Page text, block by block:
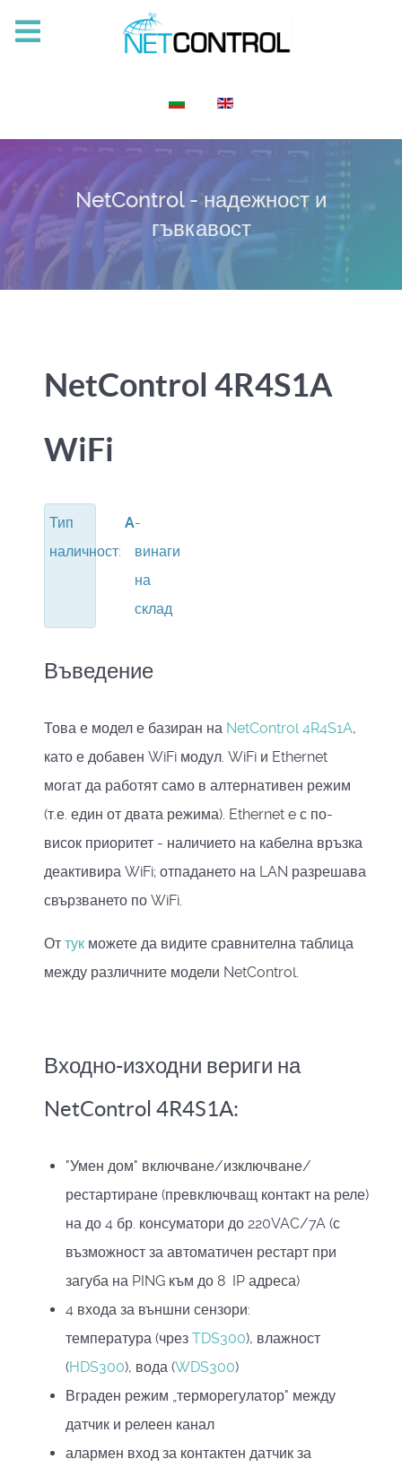
NetControl - надежност и
гъвкавост
NetControl 4R4S1A
WiFi
Тип
наличност:
A-
винаги
на
склад
Въведение
Това е модел е базиран на NetControl 4R4S1A,
като е добавен WiFi модул. WiFi и Ethernet
могат да работят само в алтернативен режим
(т.е. един от двата режима). Ethernet e с по-
висок приоритет - наличието на кабелна връзка
деактивира WiFi; отпадането на LAN разрешава
свързването по WiFi.
От тук можете да видите сравнителна таблица
между различните модели NetControl.
Входно-изходни вериги на
NetControl 4R4S1A:
"Умен дом" включване/изключване/
рестартиране (превключващ контакт на реле)
на до 4 бр. консуматори до 220VAC/7A (с
възможност за автоматичен рестарт при
загуба на PING към до 8 IP адреса)
4 входа за външни сензори:
температура (чрез TDS300), влажност
(HDS300), вода (WDS300)
Вграден режим „терморегулатор" между
датчик и релеен канал
алармен вход за контактен датчик за